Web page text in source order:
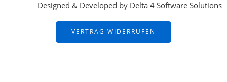
Designed & Developed by Delta 4 Software Solutions
VERTRAG WIDERRUFEN